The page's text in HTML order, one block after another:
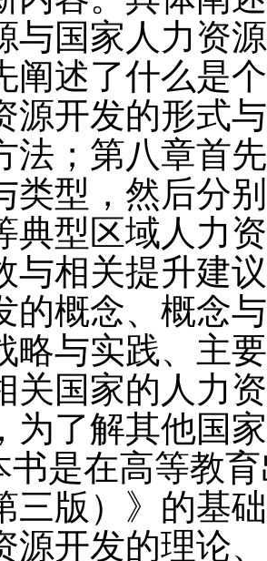
与国家人力资
阐述了什么是
源开发的形式
法；第八章首
类型，然后分
典型区域人力
与相关提升建
的概念、概念
略与实践、主
关国家的人力
为了解其他国
书是在高等教
三版）》的基
源开发的理论